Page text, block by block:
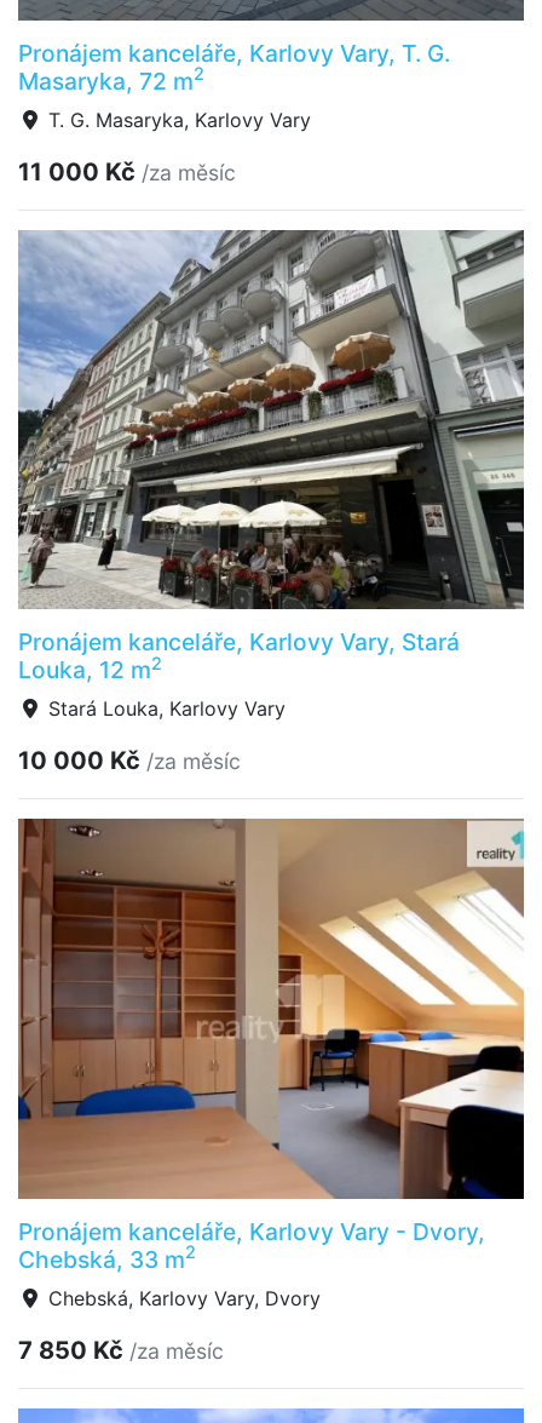
Pronájem kanceláře, Karlovy Vary, T. G.
Masaryka, 72 m2
T. G. Masaryka, Karlovy Vary
11 000 Kč /za měsíc
Pronájem kanceláře, Karlovy Vary, Stará
Louka, 12 m2
Stará Louka, Karlovy Vary
10 000 Kč /za měsíc
Pronájem kanceláře, Karlovy Vary - Dvory,
Chebská, 33 m2
Chebská, Karlovy Vary, Dvory
7 850 Kč /za měsíc